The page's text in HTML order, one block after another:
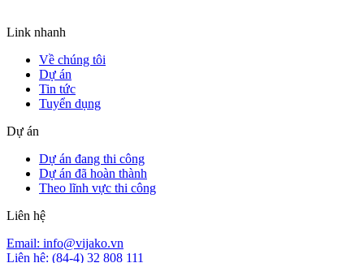
Link nhanh
Về chúng tôi
Dự án
Tin tức
Tuyển dụng
Dự án
Dự án đang thi công
Dự án đã hoàn thành
Theo lĩnh vực thi công
Liên hệ
Email: info@vijako.vn
Liên hệ: (84-4) 32 808 111